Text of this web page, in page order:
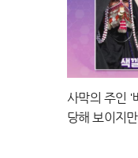
사막의 주인 '
당해 보이지